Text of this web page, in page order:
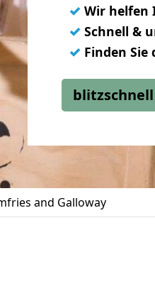
✓ Wir helfen
✓ Schnell &
✓ Finden
and Galloway